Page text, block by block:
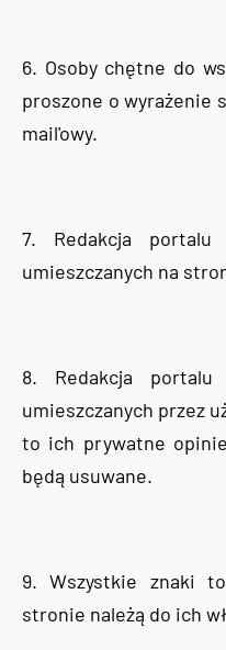
6. Osoby chętne do
proszone o wyrażenie
mail'owy.
7. Redakcja
umieszczanych na
8. Redakcja
umieszczanych przez
to ich prywatne
będą usuwane.
9. Wszystkie znaki
stronie należą do ich